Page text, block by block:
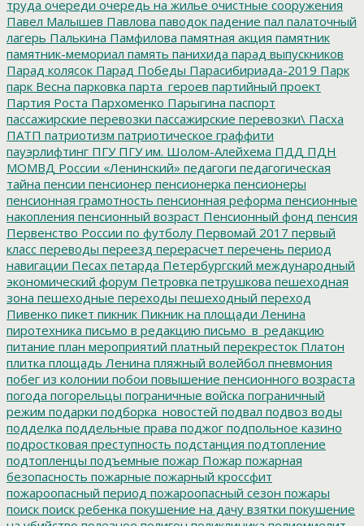
труда очереди очередь на жилье очистные сооружения
Павел Малышев Павлова паводок падение пал палаточный
лагерь Палькина Памфилова памятная акция памятник
памятник-мемориал память панихида парад выпускников
Парад колясок Парад Победы Парасибириада-2019 Парк
парк Весна парковка парта_героев партийный проект
Партия Роста Пархоменко Парыгина паспорт
пассажирские перевозки пассажирские перевозки\ Пасха
ПАТП патриотизм патриотическое граффити
пауэрлифтинг ПГУПГУ им. Шолом-Алейхема ПДД ПДН
МОМВД России «Ленинский» педагоги педагогическая
тайна пенсии пенсионер пенсионерка пенсионеры
пенсионная грамотность пенсионная реформа пенсионные
накопления пенсионный возраст Пенсионный фонд пенсия
Первенство России по футболу Первомай 2017 первый
класс переводы переезд перерасчет перечень период
навигации Песах петарда Петербургский международный
экономический форум Петровка петрушкова пешеходная
зона пешеходные переходы пешеходный переход
Пивенко пикет пикник Пикник на площади Ленина
пиротехника письмо в редакцию письмо_в_редакцию
питание план мероприятий платный перекресток Платон
плитка площадь Ленина пляжный волейбол пневмония
побег из колонии побои повышение пенсионного возраста
погода погорельцы пограничные войска пограничный
режим подарки подборка_новостей подвал подвоз воды
подделка поддельные права поджог подпольное казино
подростковая преступность подстанция подтопление
подтопленцы подъемные пожар Пожар пожарная
безопасность пожарные пожарный кроссфит
пожароопасный период пожароопасный сезон пожары
поиск поиск ребенка покушение на дачу взятки покушение